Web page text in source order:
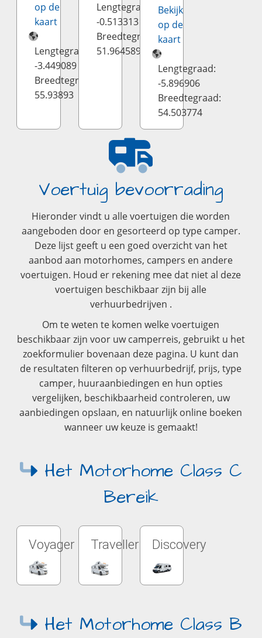
op de
kaart
Lengtegraad:
-3.449089
Breedtegraad:
55.93893
Lengtegraad:
-0.513313
Breedtegraad:
51.964589
Bekijk
op de
kaart
Lengtegraad:
-5.896906
Breedtegraad:
54.503774
Voertuig bevoorrading
Hieronder vindt u alle voertuigen die worden
aangeboden door en gesorteerd op type camper.
Deze lijst geeft u een goed overzicht van het
aanbod aan motorhomes, campers en andere
voertuigen. Houd er rekening mee dat niet al deze
voertuigen beschikbaar zijn bij alle
verhuurbedrijven .
Om te weten te komen welke voertuigen
beschikbaar zijn voor uw camperreis, gebruikt u het
zoekformulier bovenaan deze pagina. U kunt dan
de resultaten filteren op verhuurbedrijf, prijs, type
camper, huuraanbiedingen en hun opties
vergelijken, beschikbaarheid controleren, uw
aanbiedingen opslaan, en natuurlijk online boeken
wanneer uw keuze is gemaakt!
Het Motorhome Class C
Bereik
Voyager Traveller Discovery
Het Motorhome Class B